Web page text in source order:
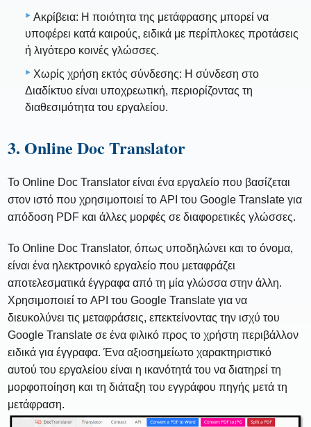
Ακρίβεια: Η ποιότητα της μετάφρασης μπορεί να
υποφέρει κατά καιρούς, ειδικά με περίπλοκες προτάσεις
ή λιγότερο κοινές γλώσσες.
Χωρίς χρήση εκτός σύνδεσης: Η σύνδεση στο
Διαδίκτυο είναι υποχρεωτική, περιορίζοντας τη
διαθεσιμότητα του εργαλείου.
3. Online Doc Translator
Το Online Doc Translator είναι ένα εργαλείο που βασίζεται
στον ιστό που χρησιμοποιεί το API του Google Translate για
απόδοση PDF και άλλες μορφές σε διαφορετικές γλώσσες.
Το Online Doc Translator, όπως υποδηλώνει και το όνομα,
είναι ένα ηλεκτρονικό εργαλείο που μεταφράζει
αποτελεσματικά έγγραφα από τη μία γλώσσα στην άλλη.
Χρησιμοποιεί το API του Google Translate για να
διευκολύνει τις μεταφράσεις, επεκτείνοντας την ισχύ του
Google Translate σε ένα φιλικό προς το χρήστη περιβάλλον
ειδικά για έγγραφα. Ένα αξιοσημείωτο χαρακτηριστικό
αυτού του εργαλείου είναι η ικανότητά του να διατηρεί τη
μορφοποίηση και τη διάταξη του εγγράφου πηγής μετά τη
μετάφραση.